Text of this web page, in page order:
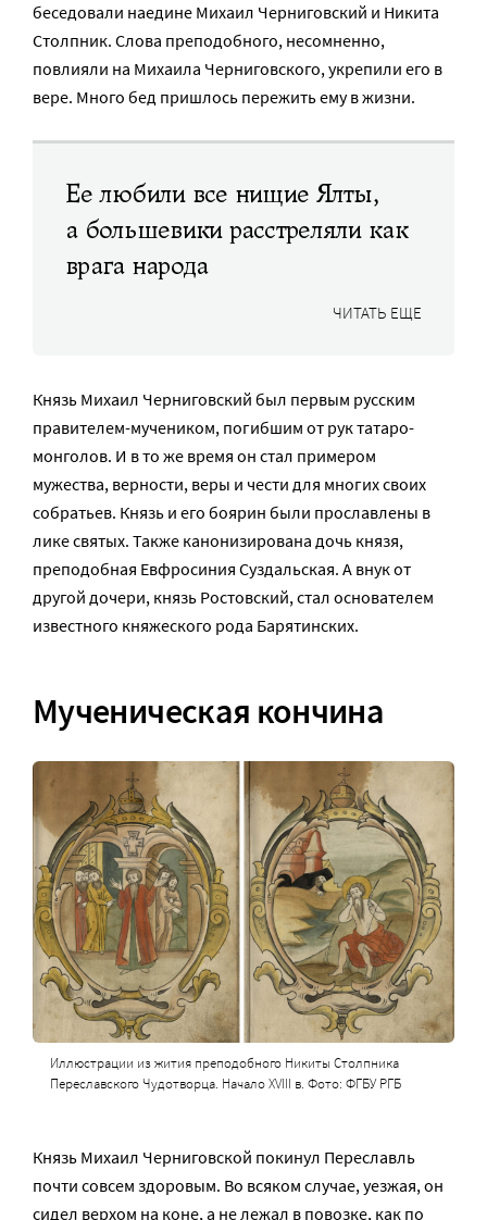
беседовали наедине Михаил Черниговский и Никита
Столпник. Слова преподобного, несомненно,
повлияли на Михаила Черниговского, укрепили его в
вере. Много бед пришлось пережить ему в жизни.
Ее любили все нищие Ялты,
а большевики расстреляли как
врага народа
ЧИТАТЬ ЕЩЕ
Князь Михаил Черниговский был первым русским
правителем-мучеником, погибшим от рук татаро-
монголов. И в то же время он стал примером
мужества, верности, веры и чести для многих своих
собратьев. Князь и его боярин были прославлены в
лике святых. Также канонизирована дочь князя,
преподобная Евфросиния Суздальская. А внук от
другой дочери, князь Ростовский, стал основателем
известного княжеского рода Барятинских.
Мученическая кончина
Иллюстрации из жития преподобного Никиты Столпника
Переславского Чудотворца. Начало XVIII в. Фото: ФГБУ РГБ
Князь Михаил Черниговской покинул Переславль
почти совсем здоровым. Во всяком случае, уезжая, он
сидел верхом на коне, а не лежал в повозке, как по